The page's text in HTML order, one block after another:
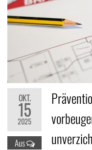
OKT.
15
2025
Aus